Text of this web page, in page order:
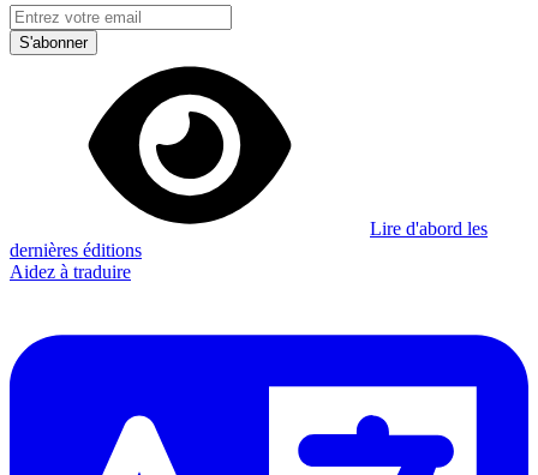
S'abonner
Lire d'abord les
dernières éditions
Aidez à traduire